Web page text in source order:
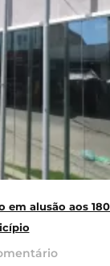
em alusão aos